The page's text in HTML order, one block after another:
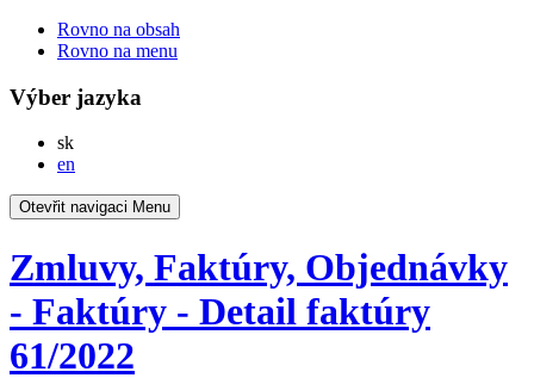
Rovno na obsah
Rovno na menu
Výber jazyka
skSlovensky
en
Otevřit navigaci Menu
Zmluvy, Faktúry, Objednávky
- Faktúry - Detail faktúry
61/2022